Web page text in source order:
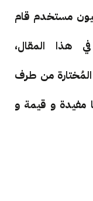
مستخدم قام
هذا المقال،
من طرف
وجدوها مفيدة و قيمة و